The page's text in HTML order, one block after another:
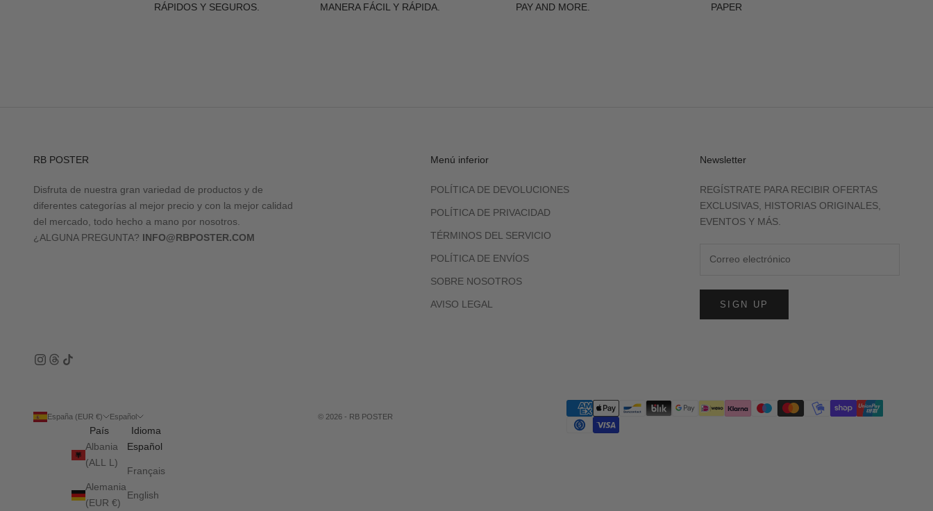
RÁPIDOS Y SEGUROS.
MANERA FÁCIL Y RÁPIDA.
PAY AND MORE.
PAPER
RB POSTER
Disfruta de nuestra gran variedad de productos y de
diferentes categorías al mejor precio y con la mejor calidad
del mercado, todo hecho a mano por nosotros.
¿ALGUNA PREGUNTA? INFO@RBPOSTER.COM
Menú inferior
POLÍTICA DE DEVOLUCIONES
POLÍTICA DE PRIVACIDAD
TÉRMINOS DEL SERVICIO
POLÍTICA DE ENVÍOS
SOBRE NOSOTROS
AVISO LEGAL
Newsletter
REGÍSTRATE PARA RECIBIR OFERTAS
EXCLUSIVAS, HISTORIAS ORIGINALES,
EVENTOS Y MÁS.
SIGN UP
España (EUR €)
País
Albania
(ALL L)
Alemania
(EUR €)
Español
Idioma
Español
Français
English
© 2026 - RB POSTER